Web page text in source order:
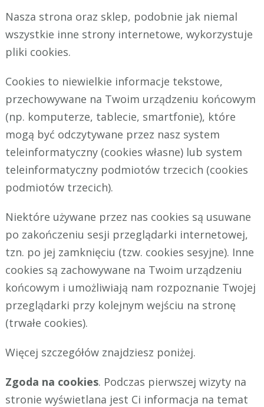
Nasza strona oraz sklep, podobnie jak niemal
wszystkie inne strony internetowe, wykorzystuje
pliki cookies.
Cookies to niewielkie informacje tekstowe,
przechowywane na Twoim urządzeniu końcowym
(np. komputerze, tablecie, smartfonie), które
mogą być odczytywane przez nasz system
teleinformatyczny (cookies własne) lub system
teleinformatyczny podmiotów trzecich (cookies
podmiotów trzecich).
Niektóre używane przez nas cookies są usuwane
po zakończeniu sesji przeglądarki internetowej,
tzn. po jej zamknięciu (tzw. cookies sesyjne). Inne
cookies są zachowywane na Twoim urządzeniu
końcowym i umożliwiają nam rozpoznanie Twojej
przeglądarki przy kolejnym wejściu na stronę
(trwałe cookies).
Więcej szczegółów znajdziesz poniżej.
Zgoda na cookies. Podczas pierwszej wizyty na
stronie wyświetlana jest Ci informacja na temat